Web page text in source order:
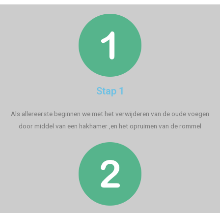
Stap 1
Als allereerste beginnen we met het verwijderen van de oude voegen
door middel van een hakhamer ,en het opruimen van de rommel